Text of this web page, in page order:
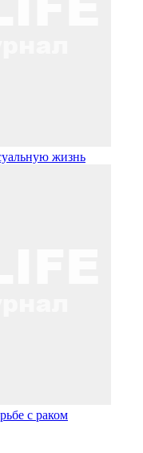
жизнь
с раком